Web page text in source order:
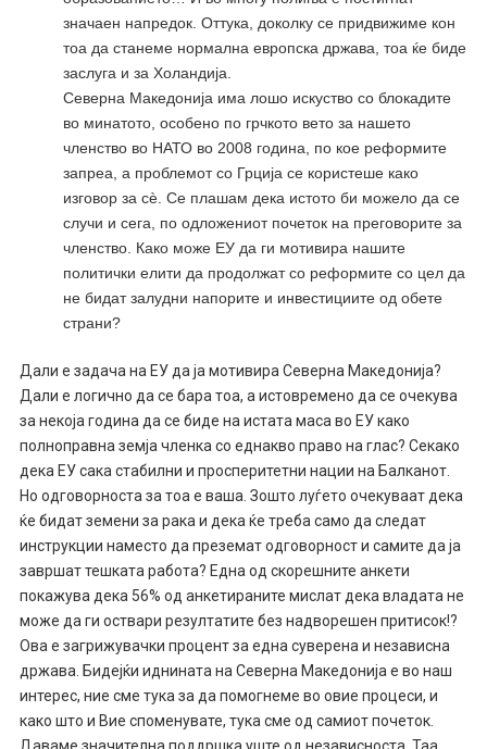
значаен напредок. Оттука, доколку се придвижиме кон
тоа да станеме нормална европска држава, тоа ќе биде
заслуга и за Холандија.
Северна Македонија има лошо искуство со блокадите
во минатото, особено по грчкото вето за нашето
членство во НАТО во 2008 година, по кое реформите
запреа, а проблемот со Грција се користеше како
изговор за сѐ. Се плашам дека истото би можело да се
случи и сега, по одложениот почеток на преговорите за
членство. Како може ЕУ да ги мотивира нашите
политички елити да продолжат со реформите со цел да
не бидат залудни напорите и инвестициите од обете
страни?
Дали е задача на ЕУ да ја мотивира Северна Македонија?
Дали е логично да се бара тоа, а истовремено да се очекува
за некоја година да се биде на истата маса во ЕУ како
полноправна земја членка со еднакво право на глас? Секако
дека ЕУ сака стабилни и просперитетни нации на Балканот.
Но одговорноста за тоа е ваша. Зошто луѓето очекуваат дека
ќе бидат земени за рака и дека ќе треба само да следат
инструкции наместо да преземат одговорност и самите да ја
завршат тешката работа? Една од скорешните анкети
покажува дека 56% од анкетираните мислат дека владата не
може да ги оствари резултатите без надворешен притисок!?
Ова е загрижувачки процент за една суверена и независна
држава. Бидејќи иднината на Северна Македонија е во наш
интерес, ние сме тука за да помогнеме во овие процеси, и
како што и Вие споменувате, тука сме од самиот почеток.
Даваме значителна поддршка уште од независноста. Таа